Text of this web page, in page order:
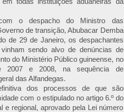
o despacho do Ministro das
de transição, Abubacar Demba
de 29 de Janeiro, os despachantes
sendo alvo de denúncias de
do Ministério Público guineense, no
2007 e 2008, na sequência de
das Alfandegas.
dos processos de que são
com o estipulado no artigo 6.º do
e regional, aprovado pela Lei número